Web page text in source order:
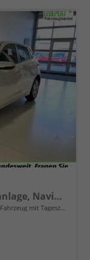
Comfort 1.2 58 kW (79 PS) Klimaanlage, Navigationssystem, Radio mit DAB, Apple CarPlay & Android Auto, Rückfahrkamera, Einparkhilfe hinten, Lichtsensor, Spurhalteassistent, Fernlichtassistent, Verkehrszeichenassistent uvm.
Fahrzeug mit Tageszulassung